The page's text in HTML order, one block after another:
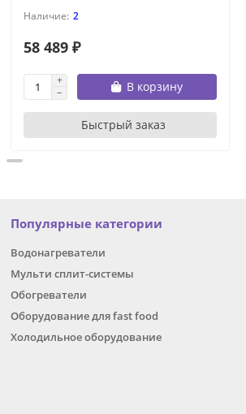
2
58 489 ₽
В корзину
Быстрый заказ
Популярные категории
Водонагреватели
Мульти сплит-системы
Обогреватели
Оборудование для fast food
Холодильное оборудование